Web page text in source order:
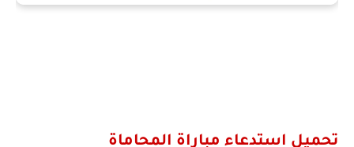
تحميل استدعاء مباراة المحاماة